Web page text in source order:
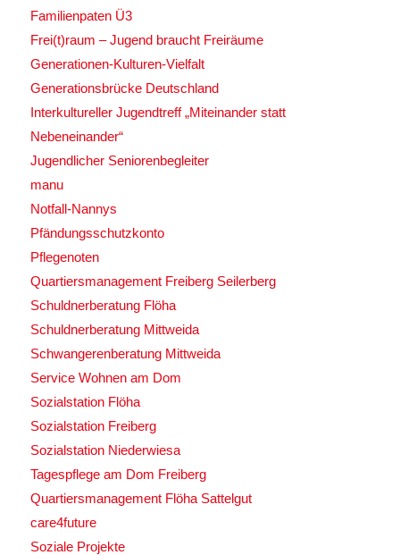
Familienpaten Ü3
Frei(t)raum – Jugend braucht Freiräume
Generationen-Kulturen-Vielfalt
Generationsbrücke Deutschland
Interkultureller Jugendtreff „Miteinander statt
Nebeneinander“
Jugendlicher Seniorenbegleiter
manu
Notfall-Nannys
Pfändungsschutzkonto
Pflegenoten
Quartiersmanagement Freiberg Seilerberg
Schuldnerberatung Flöha
Schuldnerberatung Mittweida
Schwangerenberatung Mittweida
Service Wohnen am Dom
Sozialstation Flöha
Sozialstation Freiberg
Sozialstation Niederwiesa
Tagespflege am Dom Freiberg
Quartiersmanagement Flöha Sattelgut
care4future
Soziale Projekte